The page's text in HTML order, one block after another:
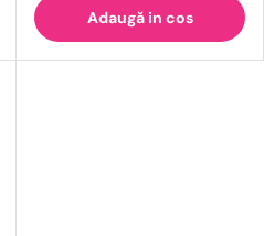
Adaugă in cos